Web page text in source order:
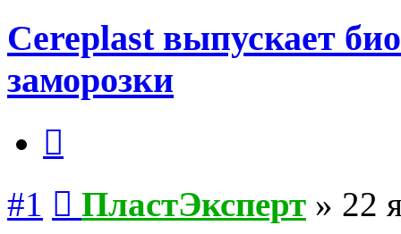
Cereplast выпускает
заморозки
#1 ПластЭксперт » 22